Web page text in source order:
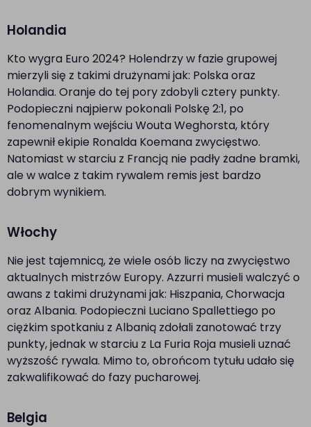
Holandia
Kto wygra Euro 2024? Holendrzy w fazie grupowej
mierzyli się z takimi drużynami jak: Polska oraz
Holandia. Oranje do tej pory zdobyli cztery punkty.
Podopieczni najpierw pokonali Polskę 2:1, po
fenomenalnym wejściu Wouta Weghorsta, który
zapewnił ekipie Ronalda Koemana zwycięstwo.
Natomiast w starciu z Francją nie padły żadne bramki,
ale w walce z takim rywalem remis jest bardzo
dobrym wynikiem.
Włochy
Nie jest tajemnicą, że wiele osób liczy na zwycięstwo
aktualnych mistrzów Europy. Azzurri musieli walczyć o
awans z takimi drużynami jak: Hiszpania, Chorwacja
oraz Albania. Podopieczni Luciano Spallettiego po
ciężkim spotkaniu z Albanią zdołali zanotować trzy
punkty, jednak w starciu z La Furia Roja musieli uznać
wyższość rywala. Mimo to, obrońcom tytułu udało się
zakwalifikować do fazy pucharowej.
Belgia